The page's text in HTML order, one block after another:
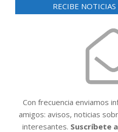
RECIBE
Con frecuencia enviamos
amigos: avisos, noticias
interesantes. Suscríbete